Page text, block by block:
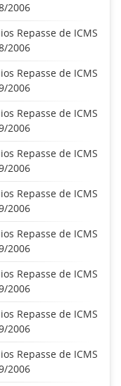
2006
Repasse de ICMS
2006
Repasse de ICMS
2006
Repasse de ICMS
2006
Repasse de ICMS
2006
Repasse de ICMS
2006
Repasse de ICMS
2006
Repasse de ICMS
2006
Repasse de ICMS
2006
Repasse de ICMS
2006